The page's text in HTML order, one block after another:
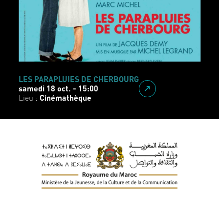
LES PARAPLUIES DE CHERBOURG
samedi 18 oct. - 15:00
Lieu : Cinémathèque